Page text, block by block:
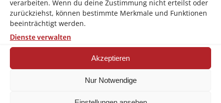
verarbeiten. Wenn du deine Zustimmung nicht erteilst oder
zurückziehst, können bestimmte Merkmale und Funktionen
beeinträchtigt werden.
Dienste verwalten
Akzeptieren
Nur Notwendige
Tragfähigkeit pro Einschub, max.:8
kg
Breite Stellfläche:
Tiefe Behälter max.:65 mm